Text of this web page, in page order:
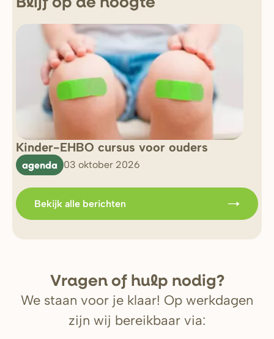
Blijf op de hoogte
Kinder-EHBO cursus voor ouders
agenda 03 oktober 2026
Bekijk alle berichten
Vragen of hulp nodig?
We staan voor je klaar! Op werkdagen
zijn wij bereikbaar via: